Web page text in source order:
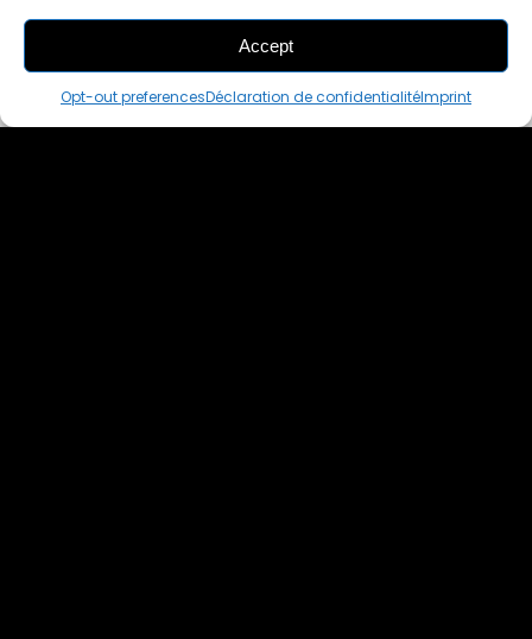
Accept
Opt-out preferencesDéclaration de confidentialitéImprint
ADD
TO CART